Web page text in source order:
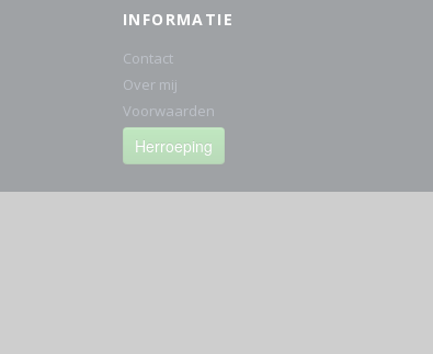
INFORMATIE
Contact
Over mij
Voorwaarden
Herroeping